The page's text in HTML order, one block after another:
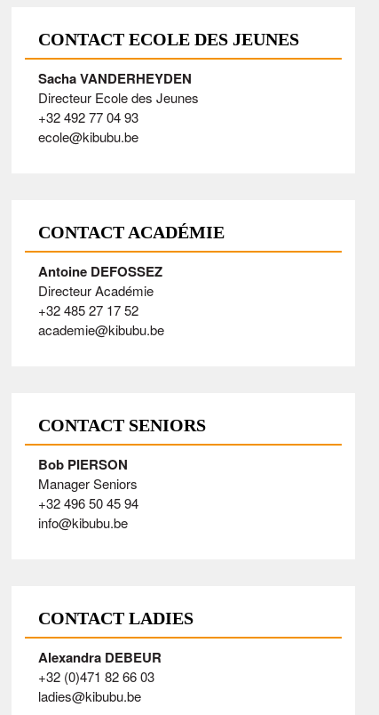
CONTACT ECOLE DES JEUNES
Sacha VANDERHEYDEN
Directeur Ecole des Jeunes
+32 492 77 04 93
ecole@kibubu.be
CONTACT ACADÉMIE
Antoine DEFOSSEZ
Directeur Académie
+32 485 27 17 52
academie@kibubu.be
CONTACT SENIORS
Bob PIERSON
Manager Seniors
+32 496 50 45 94
info@kibubu.be
CONTACT LADIES
Alexandra DEBEUR
+32 (0)471 82 66 03
ladies@kibubu.be